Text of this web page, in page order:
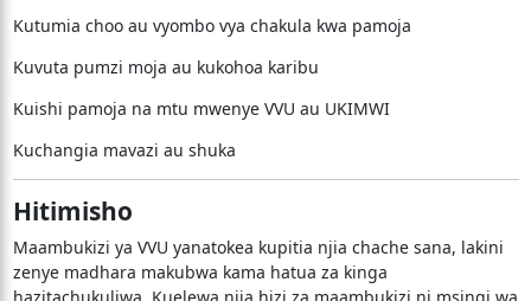
Kutumia choo au vyombo vya chakula kwa pamoja
Kuvuta pumzi moja au kukohoa karibu
Kuishi pamoja na mtu mwenye VVU au UKIMWI
Kuchangia mavazi au shuka
Hitimisho
Maambukizi ya VVU yanatokea kupitia njia chache sana, lakini
zenye madhara makubwa kama hatua za kinga